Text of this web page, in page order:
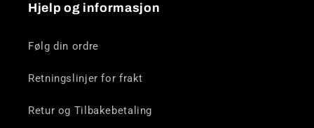
Hjelp og informasjon
Følg din ordre
Retningslinjer for frakt
Retur og Tilbakebetaling